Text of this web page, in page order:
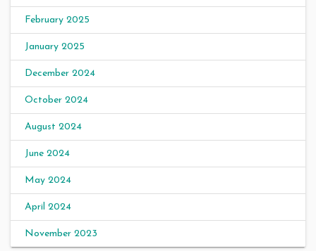
February 2025
January 2025
December 2024
October 2024
August 2024
June 2024
May 2024
April 2024
November 2023